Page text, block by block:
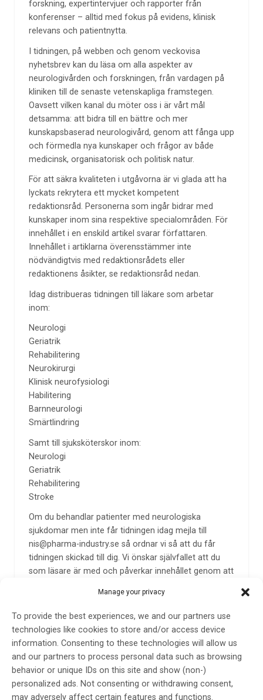
Manage your privacy
To provide the best experiences, we and our partners use
technologies like cookies to store and/or access device
information. Consenting to these technologies will allow us
and our partners to process personal data such as browsing
behavior or unique IDs on this site and show (non-)
personalized ads. Not consenting or withdrawing consent,
may adversely affect certain features and functions.
forskning, expertintervjuer och rapporter från
konferenser – alltid med fokus på evidens, klinisk
relevans och patientnytta.
I tidningen, på webben och genom veckovisa
nyhetsbrev kan du läsa om alla aspekter av
neurologivården och forskningen, från vardagen på
kliniken till de senaste vetenskapliga framstegen.
Oavsett vilken kanal du möter oss i är vårt mål
detsamma: att bidra till en bättre och mer
kunskapsbaserad neurologivård, genom att fånga upp
och förmedla nya kunskaper och frågor av både
medicinsk, organisatorisk och politisk natur.
För att säkra kvaliteten i utgåvorna är vi glada att ha
lyckats rekrytera ett mycket kompetent
redaktionsråd. Personerna som ingår bidrar med
kunskaper inom sina respektive specialområden. För
innehållet i en enskild artikel svarar författaren.
Innehållet i artiklarna överensstämmer inte
nödvändigtvis med redaktionsrådets eller
redaktionens åsikter, se redaktionsråd nedan.
Idag distribueras tidningen till läkare som arbetar
inom:
Neurologi
Geriatrik
Rehabilitering
Neurokirurgi
Klinisk neurofysiologi
Habilitering
Barnneurologi
Smärtlindring
Samt till sjuksköterskor inom:
Neurologi
Geriatrik
Rehabilitering
Stroke
Om du behandlar patienter med neurologiska
sjukdomar men inte får tidningen idag mejla till
nis@pharma-industry.se så ordnar vi så att du får
tidningen skickad till dig. Vi önskar självfallet att du
som läsare är med och påverkar innehållet genom att
Neurologi i Sverige publiceras av Pharma Industry
Publishing AB som är helägt av Add Health Media AB.
Redaktionsråd